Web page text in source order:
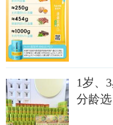
1岁、
分龄